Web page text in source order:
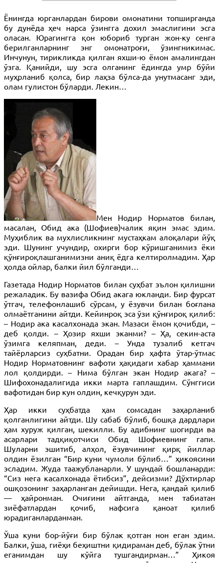
Ёнингда юрганлардан бирови омонатини топширганда
бу дунёда ҳеч нарса ўзингга дохил эмаслигини эсга
оласан. Юрагингга қон юбориб турган жон-ку сенга
берилганларнинг энг омонатроғи, ўзингникимас.
Инчунун, тирикликда қилган яхши-ю ёмон амалингдан
ўзга. Қанийди, шу эсга олганинг ёдингда умр бўйи
муҳрланиб қолса, бир лаҳза бўлса-да унутмасанг эди,
олам гулистон бўларди. Лекин…
Мен Нодир Норматов билан,
масалан, Обид ака (Шофиев)чалик яқин эмас эдим.
Муҳиблик ва мухлисликнинг мустаҳкам алоқалари йўқ
эди. Шунинг учундир, охирги бор кўришганимиз ёки
қўнғироқлашганимизни аниқ ёдга келтиролмадим. Ҳар
ҳолда ойлар, балки йил бўлганди…
Газетада Нодир Норматов билан суҳбат эълон қилишни
режаладик. Бу вазифа Обид акага юкланди. Бир фурсат
ўтгач, телефонлашиб сўрсам, у ёзувчи билан боғлана
олмаётганини айтди. Кейинроқ эса ўзи қўнғироқ қилиб:
– Нодир ака касалхонада экан. Мазаси ёмон қочибди, –
деб қолди. – Ҳозир яхши эканми? – Ҳа, секин-аста
ўзимга келяпман, деди. – Унда тузалиб кетгач
тайёрларсиз суҳбатни. Орадан бир ҳафта ўтар-ўтмас
Нодир Норматовнинг вафоти ҳақидаги хабар ҳаммани
лол қолдирди. – Нима бўлган экан Нодир акага? –
Шифохонадалигида икки марта гаплашдим. Сўнггиси
вафотидан бир кун олдин, кечқурун эди.
Ҳар икки суҳбатда ҳам сомсадан заҳарланиб
қолганлигини айтди. Шу сабаб бўлиб, бошқа дардлари
ҳам хуруж қилган, шекилли. Бу адибнинг шогирди ва
асарлари тадқиқотчиси Обид Шофиевнинг гапи.
Шуларни эшитиб, алҳол, ёзувчининг қирқ йиллар
олдин ёзилган “Бир куни чумоли бўлиб…” ҳикоясини
эсладим. Жуда таажубланарли. У шундай бошланарди:
“Сиз нега касалхонада ётибсиз”, дейсизми? Дўхтирлар
ошқозонинг заҳарланган дейишди. Нега, қандай қилиб
— ҳайронман. Очиғини айтганда, мен табиатан
зиёфатлардан қочиб, нафсига қаноат қилиб
юрадиганларданман.
Ўша куни бор-йўғи бир бўлак қотган нон еган эдим.
Балки, ўша, гиёҳи беҳиштни қидираман деб, бўлак ўтни
еганимдан шу кўйга тушгандирман…” Ҳикоя